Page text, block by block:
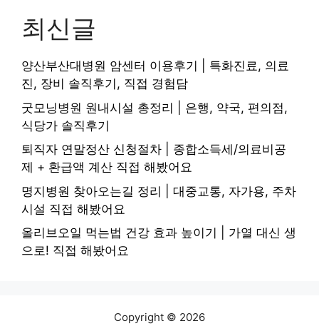
최신글
양산부산대병원 암센터 이용후기 | 특화진료, 의료
진, 장비 솔직후기, 직접 경험담
굿모닝병원 원내시설 총정리 | 은행, 약국, 편의점,
식당가 솔직후기
퇴직자 연말정산 신청절차 | 종합소득세/의료비공
제 + 환급액 계산 직접 해봤어요
명지병원 찾아오는길 정리 | 대중교통, 자가용, 주차
시설 직접 해봤어요
올리브오일 먹는법 건강 효과 높이기 | 가열 대신 생
으로! 직접 해봤어요
Copyright © 2026